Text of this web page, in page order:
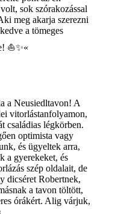
sok szórakozással
meg akarja szerezni
a tömeges
⛵✨«
a Neusiedltavon! A
vitorlástanfolyamon,
családias légkörben.
optimista vagy
és ügyeltek arra,
a gyerekeket, és
szép oldalait, de
dicséret Robertnek,
a tavon töltött,
órákért. Alig várjuk,